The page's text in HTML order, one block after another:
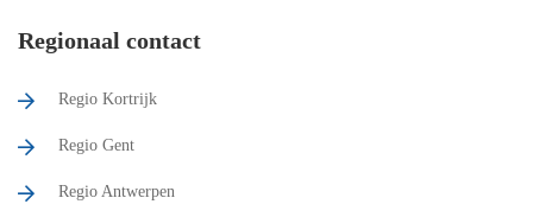
Regionaal contact
Regio Kortrijk
Regio Gent
Regio Antwerpen